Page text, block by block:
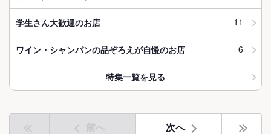
学生さん大歓迎のお店 11
ワイン・シャンパンの品ぞろえが自慢のお店 6
特集一覧を見る
前へ 次へ